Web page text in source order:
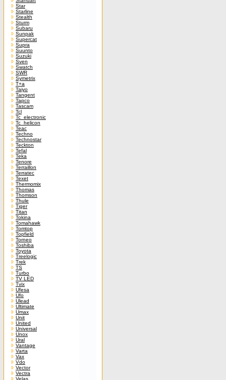
Star
Starline
Stealth
Sturm
Subaru
Sunpak
Supercat
Supra
Suunto
Suzuki
Sven
Swatch
SWR
Symetrix
T+a
Taiyo
Tangent
Tapco
Tascam
Tcl
Tc_electronic
Tc_helicon
Teac
Techno
Technostar
Teckton
Tefal
Teka
Tenore
Terraillon
Terratec
Texet
Thermomix
Thomas
Thomson
Thule
Tiger
Titan
Tokina
Tomahawk
Tomtop
Topfield
Torneo
Toshiba
Toyota
Treelogic
Trek
TS
Turbo
TV LED
Tvix
Ufesa
Ufo
Ulead
Ultimate
Umax
Unit
United
Universal
Unox
Ural
Vantage
Varta
Vax
Vdo
Vector
Vectra
Velas